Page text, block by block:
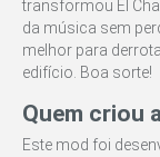
transformou El
da música sem
melhor para
edifício. Boa sorte!
Quem criou
Este mod foi